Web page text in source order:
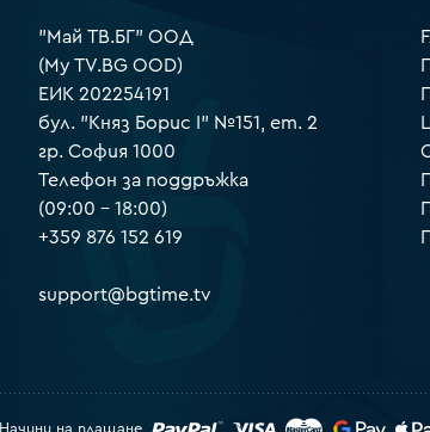
"Май ТВ.БГ" ООД
(My TV.BG OOD)
ЕИК 202254191
бул. "Княз Борис I" №151, ет. 2
гр. София 1000
Телефон за поддръжка
(09:00 – 18:00)
+359 876 152 619
support@bgtime.tv
Начини на плащане